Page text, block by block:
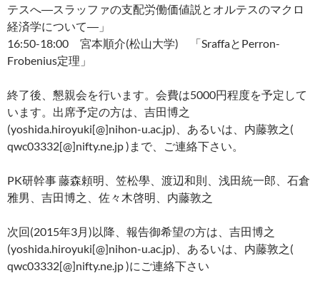
テスへ―スラッファの支配労働価値説とオルテスのマクロ
経済学について―」
16:50-18:00 宮本順介(松山大学) 「SraffaとPerron-
Frobenius定理」
終了後、懇親会を行います。会費は5000円程度を予定して
います。出席予定の方は、吉田博之
(yoshida.hiroyuki[@]nihon-u.ac.jp)、あるいは、内藤敦之(
qwc03332[@]nifty.ne.jp )まで、ご連絡下さい。
PK研幹事 藤森頼明、笠松學、渡辺和則、浅田統一郎、石倉
雅男、吉田博之、佐々木啓明、内藤敦之
次回(2015年3月)以降、報告御希望の方は、吉田博之
(yoshida.hiroyuki[@]nihon-u.ac.jp)、あるいは、内藤敦之(
qwc03332[@]nifty.ne.jp )にご連絡下さい